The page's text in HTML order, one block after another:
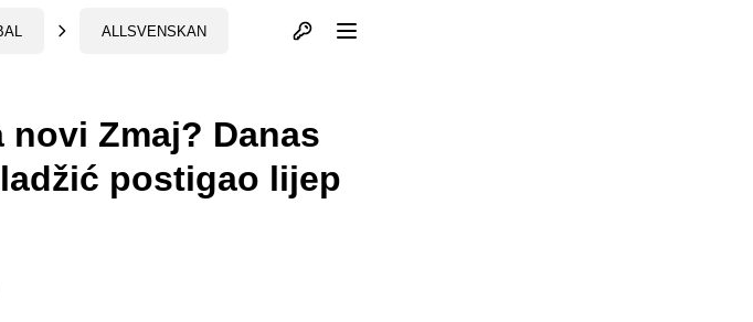
ALLSVENSKAN Otvori profil
novi Zmaj? Danas
postigao lijep